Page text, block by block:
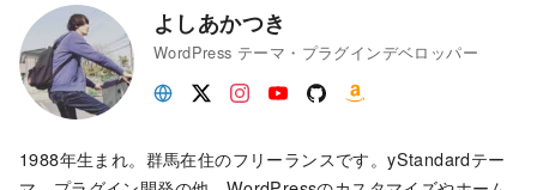
よしあかつき
WordPress テーマ・プラグインデベロッパー
1988年生まれ。群馬在住のフリーランスです。yStandardテー